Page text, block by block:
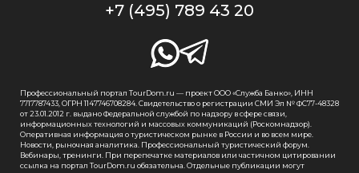
+7 (495) 789 43 20
Профессиональный портал TourDom.ru — проект ООО «Служба Банко», ИНН
7717787433, ОГРН 1147746708284. Свидетельство о регистрации СМИ Эл № ФС77-48328
от 23.01.2012 г. выдано Федеральной службой по надзору в сфере связи,
информационных технологий и массовых коммуникаций (Роскомнадзор).
Оперативная информация о туристическом рынке в России и во всем мире.
Новости, рыночная аналитика. Профессиональный туристический форум.
Вебинары, тренинги. При перепечатке материалов или частичном цитировании
ссылка на портал TourDom.ru обязательна. Отдельные публикации могут